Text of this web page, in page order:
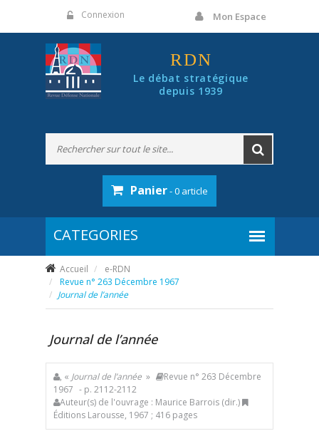
Connexion Mon Espace
RDN
Le débat stratégique
depuis 1939
Panier- 0 article
Accueil
e-RDN
Revue n° 263 Décembre 1967
Journal de l’année
Journal de l’année
, « Journal de l’année »
Revue n° 263 Décembre
1967 - p. 2112-2112
Auteur(s) de l'ouvrage : Maurice Barrois (dir.)
Éditions Larousse, 1967 ; 416 pages